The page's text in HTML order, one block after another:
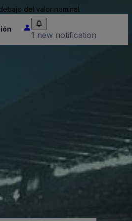
del valor nominal.
1 new notification